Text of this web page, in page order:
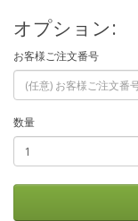
オプション:
お客様ご注文番号
数量